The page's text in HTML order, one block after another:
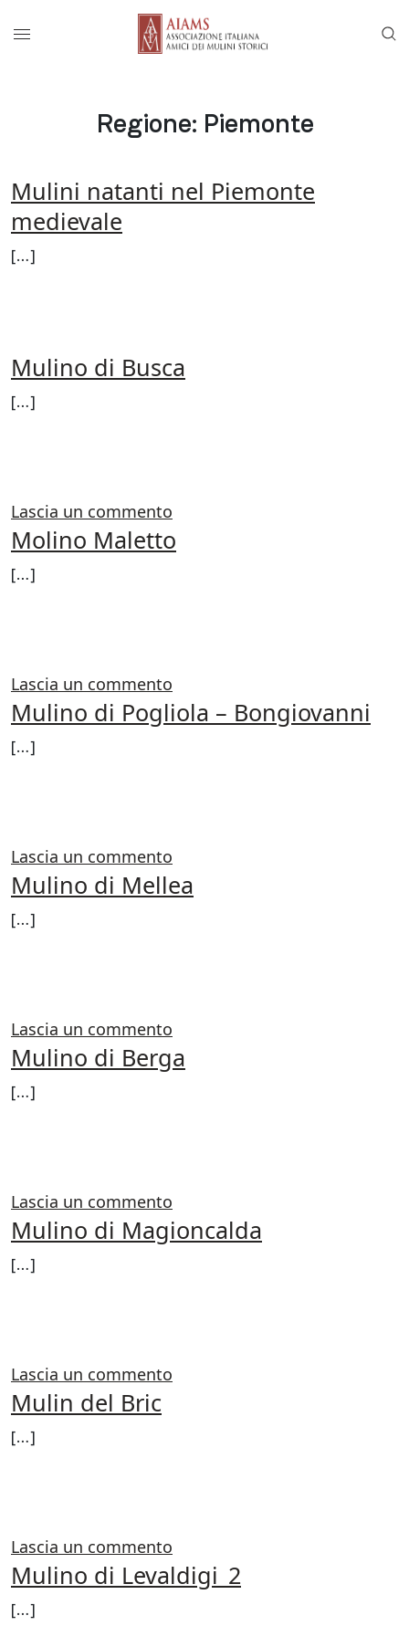
di accesso rapido ai contenuti
al menu di navigazione principale
al contenuto
Menu principale
Regione: Piemonte
Mulini natanti nel Piemonte
medievale
[…]
Mulino di Busca
[…]
Lascia un commento
Molino Maletto
[…]
Lascia un commento
Mulino di Pogliola – Bongiovanni
[…]
Lascia un commento
Mulino di Mellea
[…]
Lascia un commento
Mulino di Berga
[…]
Lascia un commento
Mulino di Magioncalda
[…]
Lascia un commento
Mulin del Bric
[…]
Lascia un commento
Mulino di Levaldigi_2
[…]